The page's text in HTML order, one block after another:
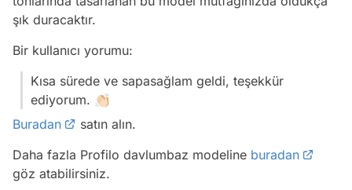
şık duracaktır.
Bir kullanıcı yorumu:
Kısa sürede ve sapasağlam geldi, teşekkür
ediyorum. 👏🏻
Buradan
satın alın.
Daha fazla Profilo davlumbaz modeline buradan
göz atabilirsiniz.